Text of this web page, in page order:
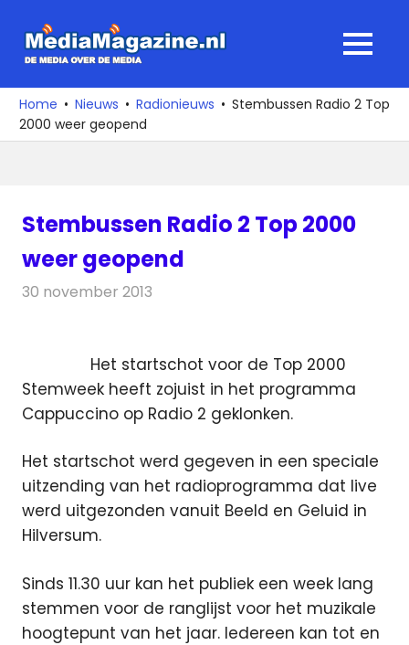
naar
media
over
de
MENU
Home Nieuws Radionieuws
Stembussen Radio 2 Top
2000 weer geopend
Stembussen Radio 2 Top 2000
weer geopend
30 november 2013
Het startschot voor de Top 2000
Stemweek heeft zojuist in het programma
Cappuccino op Radio 2 geklonken.
Het startschot werd gegeven in een speciale
uitzending van het radioprogramma dat live
werd uitgezonden vanuit Beeld en Geluid in
Hilversum.
Sinds 11.30 uur kan het publiek een week lang
stemmen voor de ranglijst voor het muzikale
hoogtepunt van het jaar. Iedereen kan tot en